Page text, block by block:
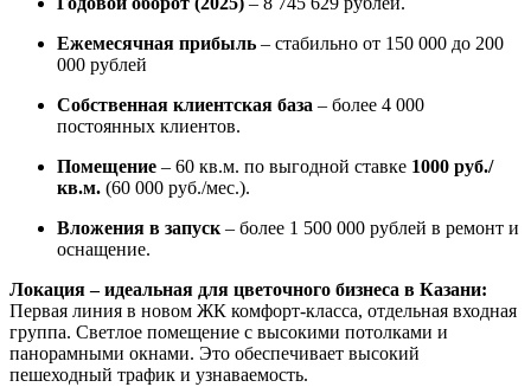
Ежемесячная прибыль – стабильно от 150 000 до 200
000 рублей
Собственная клиентская база – более 4 000
постоянных клиентов.
Помещение – 60 кв.м. по выгодной ставке 1000 руб./
кв.м. (60 000 руб./мес.).
Вложения в запуск – более 1 500 000 рублей в ремонт и
оснащение.
Локация – идеальная для цветочного бизнеса в Казани:
Первая линия в новом ЖК комфорт-класса, отдельная входная
группа. Светлое помещение с высокими потолками и
панорамными окнами. Это обеспечивает высокий
пешеходный трафик и узнаваемость.